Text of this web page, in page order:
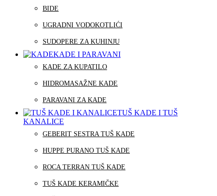
BIDE
UGRADNI VODOKOTLIĆI
SUDOPERE ZA KUHINJU
KADE I PARAVANI
KADE ZA KUPATILO
HIDROMASAŽNE KADE
PARAVANI ZA KADE
TUŠ KADE I TUŠ
KANALICE
GEBERIT SESTRA TUŠ KADE
HUPPE PURANO TUŠ KADE
ROCA TERRAN TUŠ KADE
TUŠ KADE KERAMIČKE